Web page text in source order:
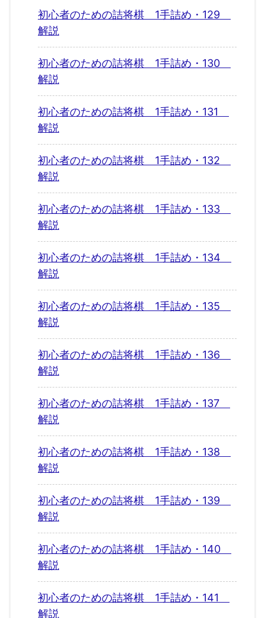
初心者のための詰将棋 1手詰め・129
解説
初心者のための詰将棋 1手詰め・130
解説
初心者のための詰将棋 1手詰め・131
解説
初心者のための詰将棋 1手詰め・132
解説
初心者のための詰将棋 1手詰め・133
解説
初心者のための詰将棋 1手詰め・134
解説
初心者のための詰将棋 1手詰め・135
解説
初心者のための詰将棋 1手詰め・136
解説
初心者のための詰将棋 1手詰め・137
解説
初心者のための詰将棋 1手詰め・138
解説
初心者のための詰将棋 1手詰め・139
解説
初心者のための詰将棋 1手詰め・140
解説
初心者のための詰将棋 1手詰め・141
解説